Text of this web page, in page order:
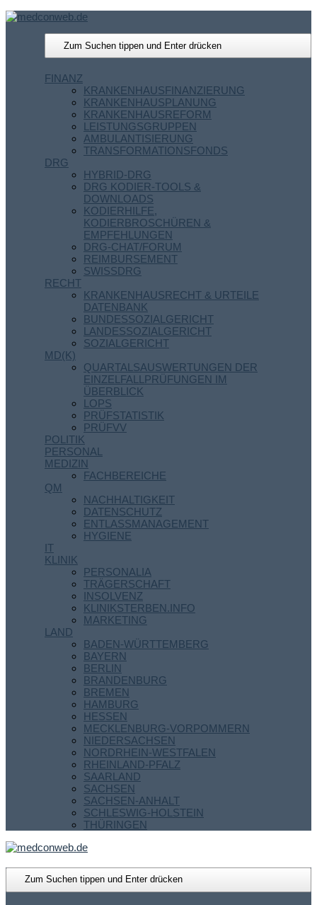
FINANZ
KRANKENHAUSFINANZIERUNG
KRANKENHAUSPLANUNG
KRANKENHAUSREFORM
LEISTUNGSGRUPPEN
AMBULANTISIERUNG
TRANSFORMATIONSFONDS
DRG
HYBRID-DRG
DRG KODIER-TOOLS &
DOWNLOADS
KODIERHILFE,
KODIERBROSCHÜREN &
EMPFEHLUNGEN
DRG-CHAT/FORUM
REIMBURSEMENT
SWISSDRG
RECHT
KRANKENHAUSRECHT & URTEILE
DATENBANK
BUNDESSOZIALGERICHT
LANDESSOZIALGERICHT
SOZIALGERICHT
MD(K)
QUARTALSAUSWERTUNGEN DER
EINZELFALLPRÜFUNGEN IM
ÜBERBLICK
LOPS
PRÜFSTATISTIK
PRÜFVV
POLITIK
PERSONAL
MEDIZIN
FACHBEREICHE
QM
NACHHALTIGKEIT
DATENSCHUTZ
ENTLASSMANAGEMENT
HYGIENE
IT
KLINIK
PERSONALIA
TRÄGERSCHAFT
INSOLVENZ
KLINIKSTERBEN.INFO
MARKETING
LAND
BADEN-WÜRTTEMBERG
BAYERN
BERLIN
BRANDENBURG
BREMEN
HAMBURG
HESSEN
MECKLENBURG-VORPOMMERN
NIEDERSACHSEN
NORDRHEIN-WESTFALEN
RHEINLAND-PFALZ
SAARLAND
SACHSEN
SACHSEN-ANHALT
SCHLESWIG-HOLSTEIN
THÜRINGEN